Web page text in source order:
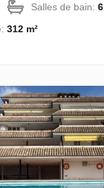
Salles de bain:6
312 m²